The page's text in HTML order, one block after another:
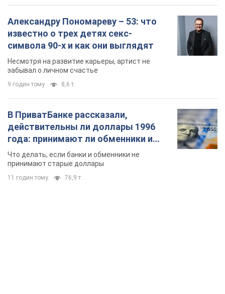
Александру Пономареву – 53: что
известно о трех детях секс-
символа 90-х и как они выглядят
Несмотря на развитие карьеры, артист не
забывал о личном счастье
9 годин тому 8,6 т.
В ПриватБанке рассказали,
действительны ли доллары 1996
года: принимают ли обменники и
банки такие купюры
Что делать, если банки и обменники не
принимают старые доллары
11 годин тому 76,9 т.